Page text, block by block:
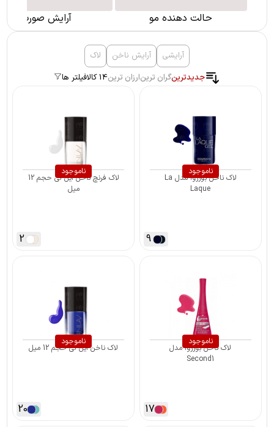
حالت دهنده مو آرایش صورت
آرایشی آرایش ناخن
لاک
جدیدترینگران ترینارزان ترین14 کالا فیلتر ها
ناموجود
لاک ناخن بورژوآ مدل La
Laque
9
ناموجود
لاک فرنچ ناخن این لی حجم 12
میل
2
ناموجود
لاک ناخن بورژوآ مدل
Second1
17
ناموجود
لاک ناخن این لی حجم 12 میل
20